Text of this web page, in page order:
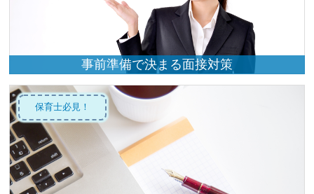
事前準備で決まる面接対策
保育士必見！